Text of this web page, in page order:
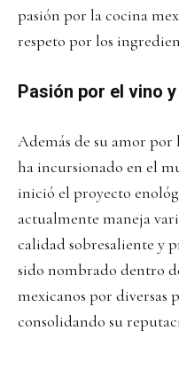
pasión por la cocina
respeto por los
Pasión por el vino
Además de su amor por
ha incursionado en el
inició el proyecto
actualmente maneja
calidad sobresaliente y
sido nombrado dentro
mexicanos por diversas
consolidando su